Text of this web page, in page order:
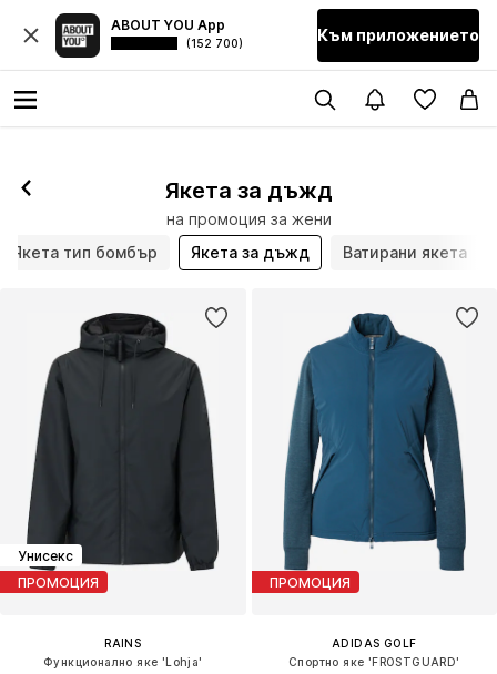
ABOUT YOU App
(152 700) Към приложението
Якета за дъжд
на промоция за жени
Якета тип бомбър
Якета за дъжд Ватирани якета
Унисекс
ПРОМОЦИЯ
RAINS
Функционално яке 'Lohja'
ПРОМОЦИЯ
ADIDAS GOLF
Спортно яке 'FROSTGUARD'